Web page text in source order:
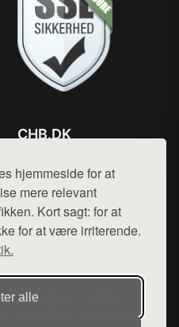
hjemmeside for at
mere relevant
Kort sagt: for at
for at være irriterende.
alle
CHB.DK
Mail: hej@want.dk
Cookie- og privatlivspolitik
der udgiver en række
af forskellige produkter fra